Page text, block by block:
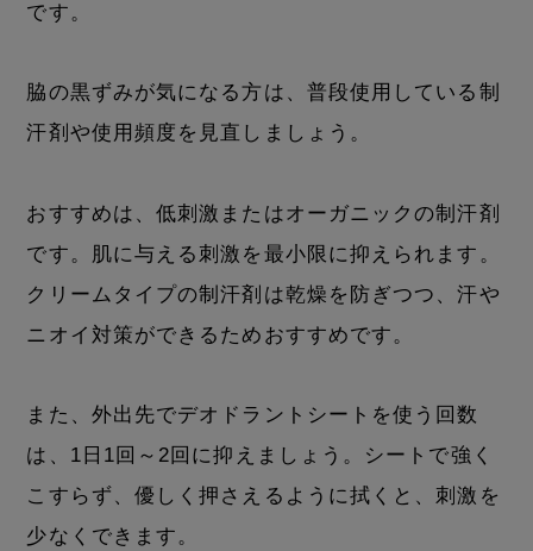
です。
脇の黒ずみが気になる方は、普段使用している制
汗剤や使用頻度を見直しましょう。
おすすめは、低刺激またはオーガニックの制汗剤
です。肌に与える刺激を最小限に抑えられます。
クリームタイプの制汗剤は乾燥を防ぎつつ、汗や
ニオイ対策ができるためおすすめです。
また、外出先でデオドラントシートを使う回数
は、1日1回～2回に抑えましょう。シートで強く
こすらず、優しく押さえるように拭くと、刺激を
少なくできます。